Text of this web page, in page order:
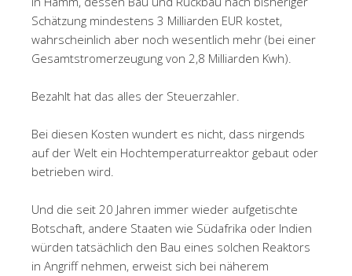
Schätzung mindestens 3 Milliarden EUR kostet,
wahrscheinlich aber noch wesentlich mehr (bei einer
Gesamtstromerzeugung von 2,8 Milliarden Kwh).
Bezahlt hat das alles der Steuerzahler.
Bei diesen Kosten wundert es nicht, dass nirgends
auf der Welt ein Hochtemperaturreaktor gebaut oder
betrieben wird.
Und die seit 20 Jahren immer wieder aufgetischte
Botschaft, andere Staaten wie Südafrika oder Indien
würden tatsächlich den Bau eines solchen Reaktors
in Angriff nehmen, erweist sich bei näherem